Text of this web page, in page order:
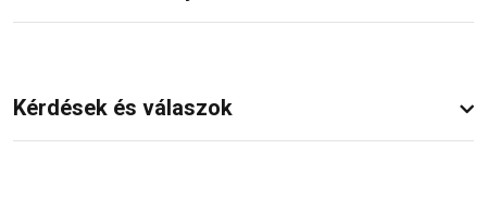
Kérdések és válaszok